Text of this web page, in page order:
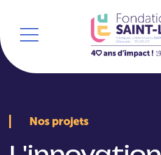
Nos projets